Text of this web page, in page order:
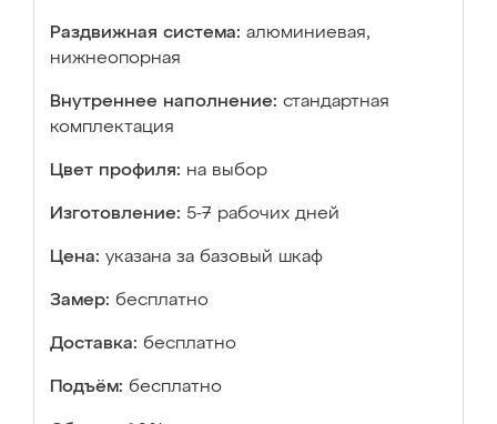
Раздвижная система: алюминиевая,
нижнеопорная
Внутреннее наполнение: стандартная
комплектация
Цвет профиля: на выбор
Изготовление: 5-7 рабочих дней
Цена: указана за базовый шкаф
Замер: бесплатно
Доставка: бесплатно
Подъём: бесплатно